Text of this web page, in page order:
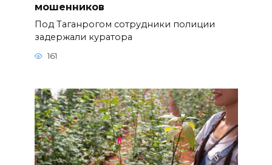
мошенников
Под Таганрогом сотрудники полиции
задержали куратора
161